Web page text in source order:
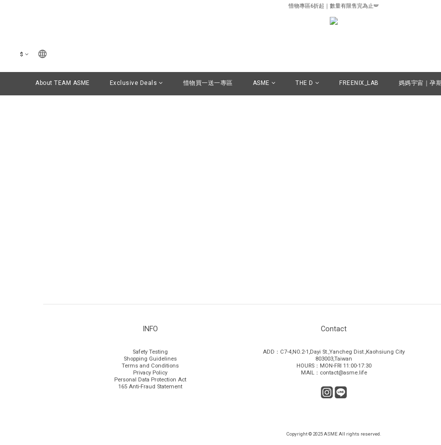
✨✨✨新客首購✨✨✨熱銷產品體驗價85折✨✨✨
惜物專區6折起｜數量有限售完為止🪽
✨✨✨新客首購✨✨✨熱銷產品體驗價85折✨✨✨
$
About TEAM ASME Exclusive Deals 惜物買一送一專區 ASME THE D FREENIX_LAB 媽媽宇宙｜孕
INFO
Safety Testing
Shopping Guidelines
Terms and Conditions
Privacy Policy
Personal Data Protection Act
165 Anti-Fraud Statement
Contact
ADD：C7-4,NO.2-1,Dayi St.,Yancheg Dist.,Kaohsiung City
803003,Taiwan
HOURS：MON-FRI 11:00-17:30
MAIL：contact@asme.life
Copyright © 2025 ASME All rights reserved.